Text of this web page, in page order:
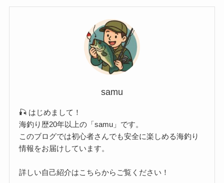
samu
🎣 はじめまして！
海釣り歴20年以上の「samu」です。
このブログでは初心者さんでも安全に楽しめる海釣り
情報をお届けしています。
詳しい自己紹介はこちらからご覧ください！